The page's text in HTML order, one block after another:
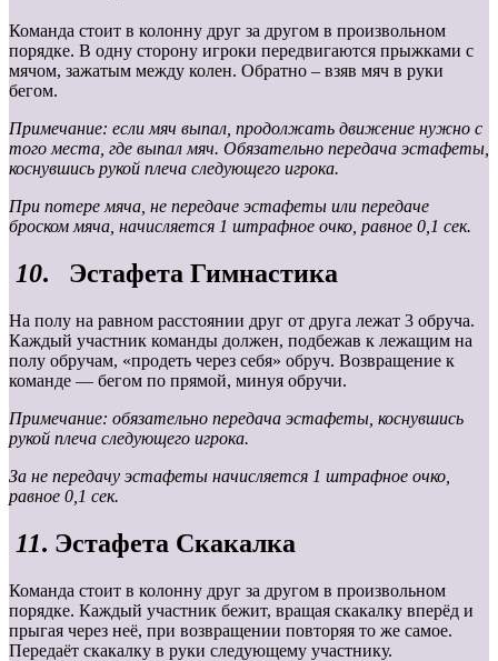
Команда стоит в колонну друг за другом в произвольном
порядке. В одну сторону игроки передвигаются прыжками с
мячом, зажатым между колен. Обратно – взяв мяч в руки
бегом.
Примечание: если мяч выпал, продолжать движение нужно с
того места, где выпал мяч. Обязательно передача эстафеты,
коснувшись рукой плеча следующего игрока.
При потере мяча, не передаче эстафеты или передаче
броском мяча, начисляется 1 штрафное очко, равное 0,1 сек.
10. Эстафета Гимнастика
На полу на равном расстоянии друг от друга лежат 3 обруча.
Каждый участник команды должен, подбежав к лежащим на
полу обручам, «продеть через себя» обруч. Возвращение к
команде — бегом по прямой, минуя обручи.
Примечание: обязательно передача эстафеты, коснувшись
рукой плеча следующего игрока.
За не передачу эстафеты начисляется 1 штрафное очко,
равное 0,1 сек.
11. Эстафета Скакалка
Команда стоит в колонну друг за другом в произвольном
порядке. Каждый участник бежит, вращая скакалку вперёд и
прыгая через неё, при возвращении повторяя то же самое.
Передаёт скакалку в руки следующему участнику.